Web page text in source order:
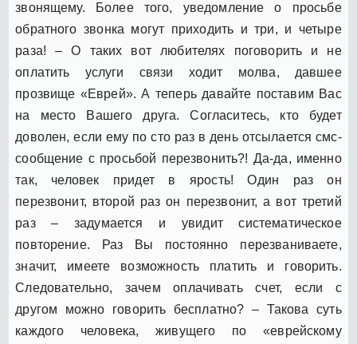
звонящему. Более того, уведомление о просьбе
обратного звонка могут приходить и три, и четыре
раза! – О таких вот любителях поговорить и не
оплатить услуги связи ходит молва, давшее
прозвище «Еврей». А теперь давайте поставим Вас
на место Вашего друга. Согласитесь, кто будет
доволен, если ему по сто раз в день отсылается смс-
сообщение с просьбой перезвонить?! Да-да, именно
так, человек придет в ярость! Один раз он
перезвонит, второй раз он перезвонит, а вот третий
раз – задумается и увидит систематическое
повторение. Раз Вы постоянно перезваниваете,
значит, имеете возможность платить и говорить.
Следовательно, зачем оплачивать счет, если с
другом можно говорить бесплатно? – Такова суть
каждого человека, живущего по «еврейскому